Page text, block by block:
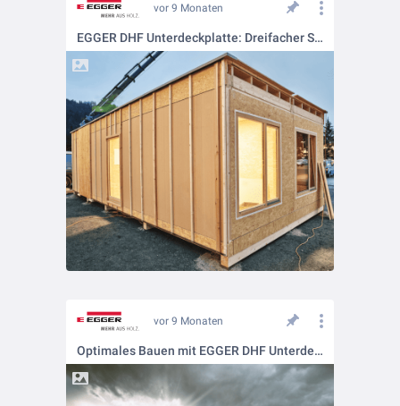
vor 9 Monaten
EGGER DHF Unterdeckplatte: Dreifacher Schutz für Ihr Bauprojekt
vor 9 Monaten
Optimales Bauen mit EGGER DHF Unterdeckplatten